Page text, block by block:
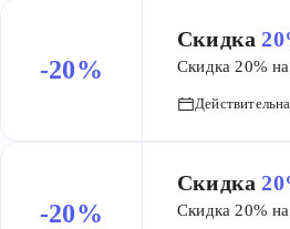
-20%
Скидка
Скидка 20%
-20%
Скидка
Скидка 20%